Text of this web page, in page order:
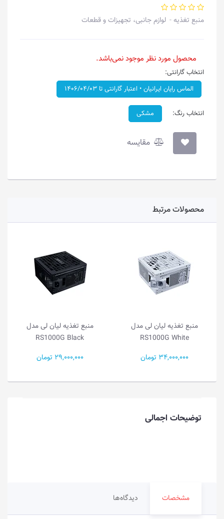
منبع تغذیه لوازم جانبی، تجهیزات و قطعات
محصول مورد نظر موجود نمی‌باشد.
انتخاب گارانتی:
الماس رایان ایرانیان • اعتبار گارانتی تا ۱۴۰۶/۰۴/۰۳
انتخاب رنگ: مشکی
مقایسه
محصولات مرتبط
منبع تغذیه لیان لی مدل
RS1000G White
34,000,000 تومان
منبع تغذیه لیان لی مدل
RS1000G Black
29,000,000 تومان
توضیحات اجمالی
مشخصات دیدگاه‌ها